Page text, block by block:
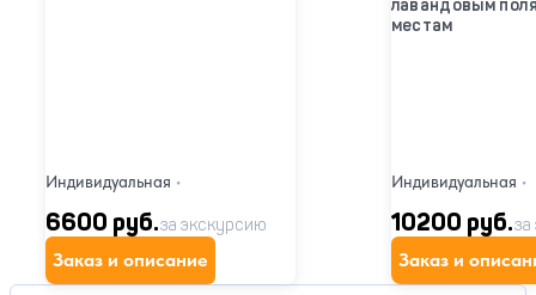
Индивидуальная •
6600 руб.за экскурсию
Заказ и описание
лавандовым
местам
Индивидуальная •
10200 руб.
Заказ и